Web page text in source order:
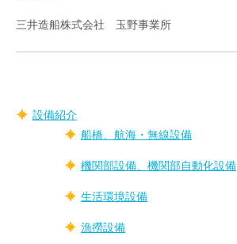
三井造船株式会社 玉野事業所
設備紹介
船橋、航海・無線設備
機関部設備、機関部自動化設備
生活環境設備
漁撈設備